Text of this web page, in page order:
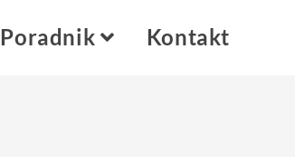
Poradnik Kontakt